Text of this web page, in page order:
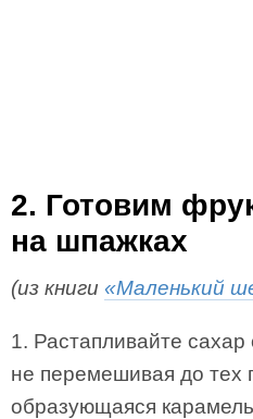
2. Готовим
на шпажках
(из книги «Маленький
1. Растапливайте
не перемешивая до тех
образующаяся